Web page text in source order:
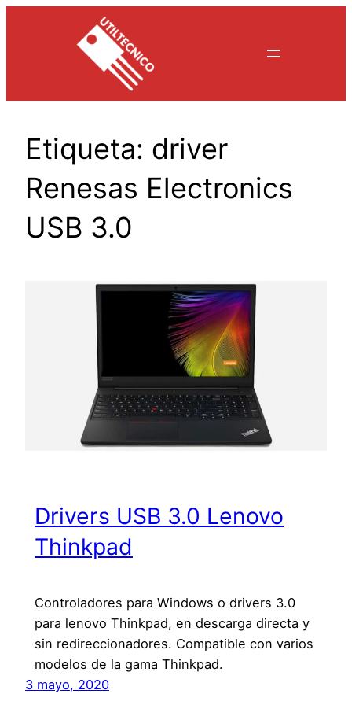
Etiqueta: driver
Renesas Electronics
USB 3.0
Drivers USB 3.0 Lenovo
Thinkpad
Controladores para Windows o drivers 3.0
para lenovo Thinkpad, en descarga directa y
sin redireccionadores. Compatible con varios
modelos de la gama Thinkpad.
3 mayo, 2020